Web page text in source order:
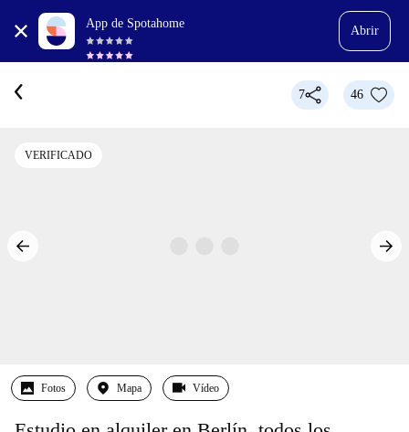
App de Spotahome
Abrir
7 46
VERIFICADO
Fotos Mapa Vídeo